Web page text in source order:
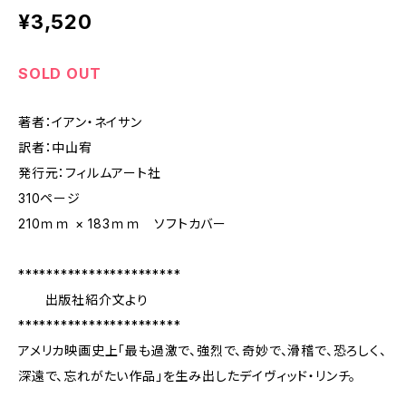
¥3,520
SOLD OUT
著者：イアン・ネイサン
訳者：中山宥
発行元：フィルムアート社
310ページ
210ｍｍ × 183ｍｍ ソフトカバー
***********************
出版社紹介文より
***********************
アメリカ映画史上「最も過激で、強烈で、奇妙で、滑稽で、恐ろしく、
深遠で、忘れがたい作品」を生み出したデイヴィッド・リンチ。